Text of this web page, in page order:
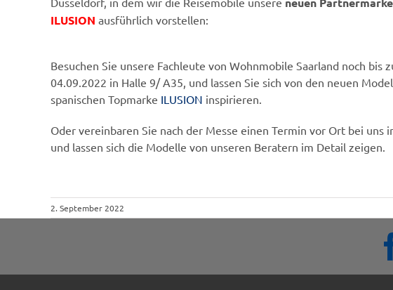
ILUSION ausführlich vorstellen:
Besuchen Sie unsere Fachleute von Wohnmobile Saarland noch bis
04.09.2022 in Halle 9/ A35, und lassen Sie sich von den neuen
spanischen Topmarke ILUSION inspirieren.
Oder vereinbaren Sie nach der Messe einen Termin vor Ort bei uns
und lassen sich die Modelle von unseren Beratern im Detail zeigen.
2. September 2022